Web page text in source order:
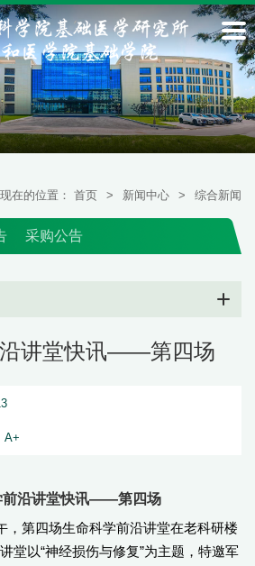
在的位置： 首页 > 新闻中心 > 综合新闻
采购公告
讲堂快讯——第四场
A+
前沿讲堂快讯——第四场
，第四场生命科学前沿讲堂在老科研楼
堂以“神经损伤与修复”为主题，特邀军